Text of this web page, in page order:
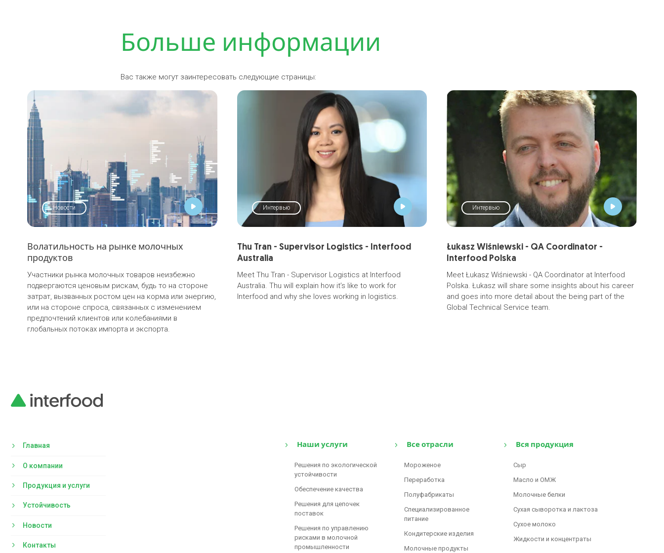
Больше информации
Вас также могут заинтересовать следующие страницы:
Новости
Волатильность на рынке молочных
продуктов
Участники рынка молочных товаров неизбежно
подвергаются ценовым рискам, будь то на стороне
затрат, вызванных ростом цен на корма или энергию,
или на стороне спроса, связанных с изменением
предпочтений клиентов или колебаниями в
глобальных потоках импорта и экспорта.
Интервью
Thu Tran - Supervisor Logistics - Interfood
Australia
Meet Thu Tran - Supervisor Logistics at Interfood
Australia. Thu will explain how it’s like to work for
Interfood and why she loves working in logistics.
Интервью
Łukasz Wiśniewski - QA Coordinator -
Interfood Polska
Meet Łukasz Wiśniewski - QA Coordinator at Interfood
Polska. Łukasz will share some insights about his career
and goes into more detail about the being part of the
Global Technical Service team.
Главная
О компании
Продукция и услуги
Устойчивость
Новости
Контакты
Наши услуги
Решения по экологической
устойчивости
Обеспечение качества
Решения для цепочек
поставок
Решения по управлению
рисками в молочной
промышленности
Все отрасли
Мороженое
Переработка
Полуфабрикаты
Cпециализированное
питание
Кондитерские изделия
Молочные продукты
Вся продукция
Сыр
Масло и ОМЖ
Молочные белки
Сухая сыворотка и лактоза
Сухое молоко
Жидкости и концентраты